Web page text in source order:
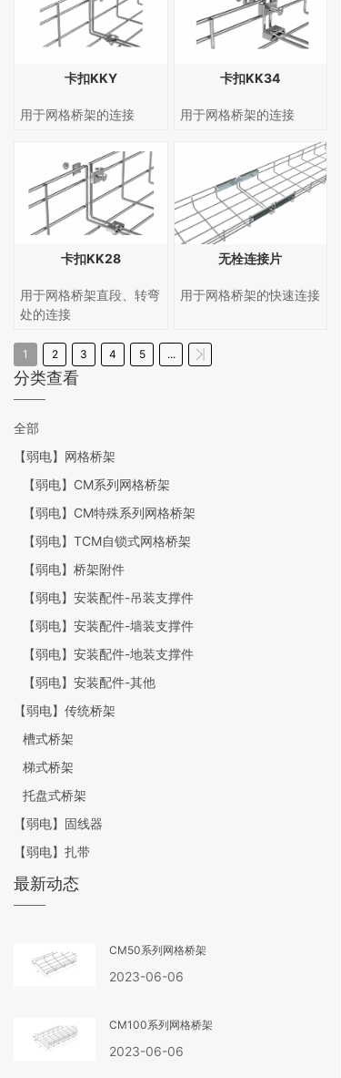
径常用是5.0mm）。常
用于机械设备。
径常用是4.0mm）。常
用于机械设备。
卡扣KKY
用于网格桥架的连接
卡扣KK34
用于网格桥架的连接
卡扣KK28
用于网格桥架直段、转弯
处的连接
无栓连接片
用于网格桥架的快速连接
1 2 3 4 5 ...
分类查看
全部
【弱电】网格桥架
【弱电】CM系列网格桥架
【弱电】CM特殊系列网格桥架
【弱电】TCM自锁式网格桥架
【弱电】桥架附件
【弱电】安装配件-吊装支撑件
【弱电】安装配件-墙装支撑件
【弱电】安装配件-地装支撑件
【弱电】安装配件-其他
【弱电】传统桥架
槽式桥架
梯式桥架
托盘式桥架
【弱电】固线器
【弱电】扎带
最新动态
CM50系列网格桥架
2023-06-06
CM100系列网格桥架
2023-06-06